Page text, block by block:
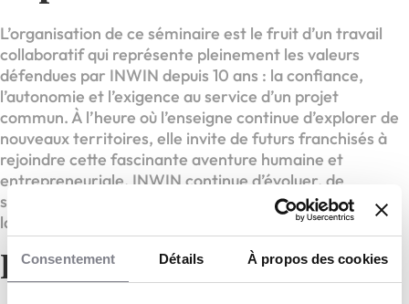
Consentement Détails À propos des cookies
L’organisation de ce séminaire est le fruit d’un travail
collaboratif qui représente pleinement les valeurs
défendues par INWIN depuis 10 ans : la confiance,
l’autonomie et l’exigence au service d’un projet
commun. À l’heure où l’enseigne continue d’explorer de
nouveaux territoires, elle invite de futurs franchisés à
rejoindre cette fascinante aventure humaine et
entrepreneuriale. INWIN continue d’évoluer, de
s’enrichir, et se projette vers l’avenir. Ce séminaire sera
la plus belle vitrine de cette dynamique en marche.
Franchise INWIN